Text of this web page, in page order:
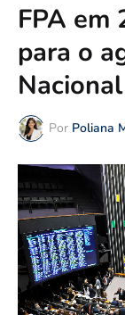
FPA em
para o
Nacional
Por Poliana